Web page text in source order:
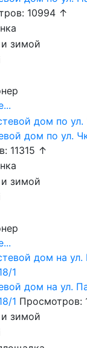
10994 ↑
дом по ул.
11315 ↑
дом на ул.
1 Просмотров: